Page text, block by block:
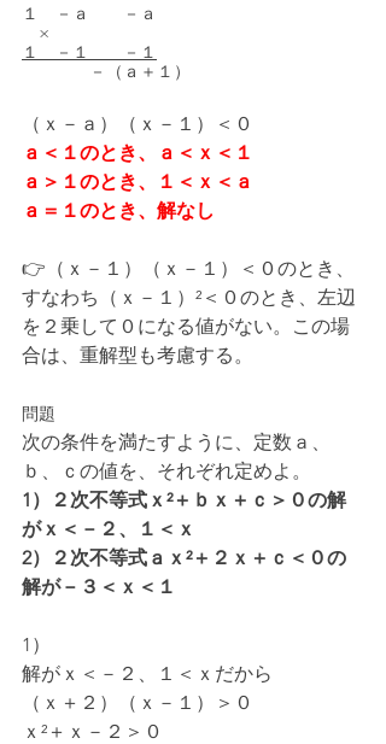
１　－ａ　　－ａ
×
１　－１　　－１
－（ａ＋１）
（ｘ－ａ）（ｘ－１）＜０
ａ＜１のとき、ａ＜ｘ＜１
ａ＞１のとき、１＜ｘ＜ａ
ａ＝１のとき、解なし
👉（ｘ－１）（ｘ－１）＜０のとき、
すなわち（ｘ－１）²＜０のとき、左辺
を２乗して０になる値がない。この場
合は、重解型も考慮する。
問題
次の条件を満たすように、定数ａ、
ｂ、ｃの値を、それぞれ定めよ。
1）２次不等式ｘ²＋ｂｘ＋ｃ＞０の解
がｘ＜－２、１＜ｘ
2）２次不等式ａｘ²＋２ｘ＋ｃ＜０の
解が－３＜ｘ＜１
1）
解がｘ＜－２、１＜ｘだから
（ｘ＋２）（ｘ－１）＞０
ｘ²＋ｘ－２＞０